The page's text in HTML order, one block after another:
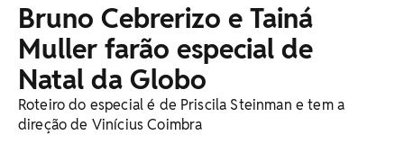
Bruno Cebrerizo e Tainá
Muller farão especial de
Natal da Globo
Roteiro do especial é de Priscila Steinman e tem a
direção de Vinícius Coimbra